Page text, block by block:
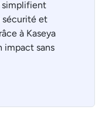
simplifient
sécurité et
à Kaseya
impact sans